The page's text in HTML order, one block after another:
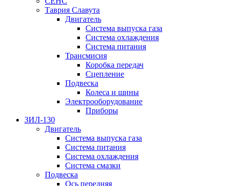
Таврия Славута
Двигатель
Система выпуска газа
Система охлаждения
Система питания
Трансмисия
Коробка передач
Сцепление
Подвеска
Колеса и шины
Электрооборудование
Приборы
ЗИЛ-130
Двигатель
Система выпуска газа
Система питания
Система охлаждения
Система смазки
Подвеска
Ось передняя